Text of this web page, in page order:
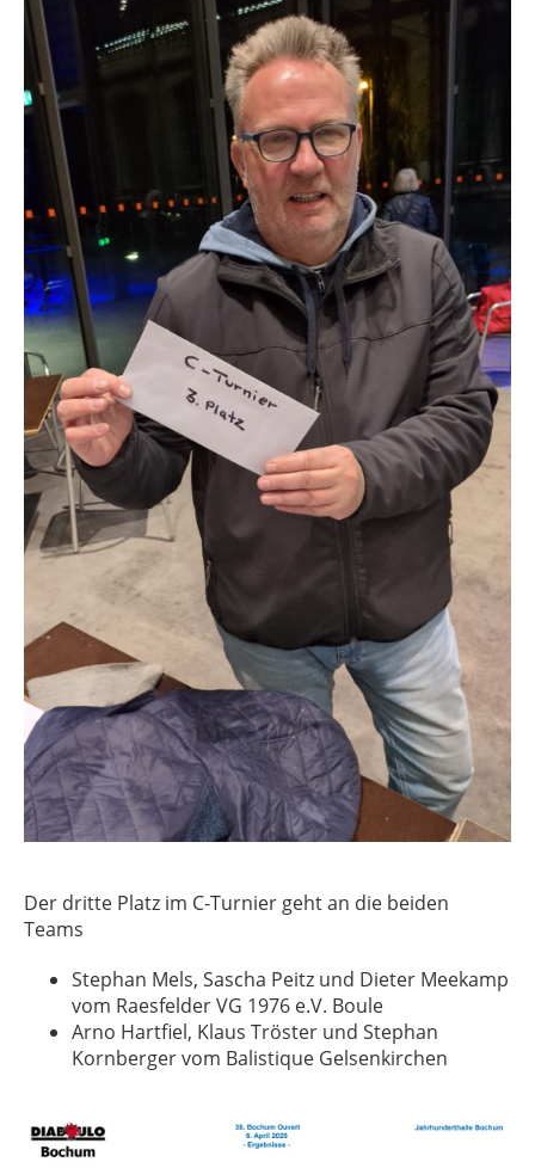
Der dritte Platz im C-Turnier geht an die beiden
Teams
Stephan Mels, Sascha Peitz und Dieter Meekamp
vom Raesfelder VG 1976 e.V. Boule
Arno Hartfiel, Klaus Tröster und Stephan
Kornberger vom Balistique Gelsenkirchen